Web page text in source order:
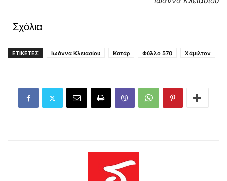
Σχόλια
ΕΤΙΚΕΤΕΣ Ιωάννα Κλειασίου Κατάρ Φύλλο 570 Χάμιλτον